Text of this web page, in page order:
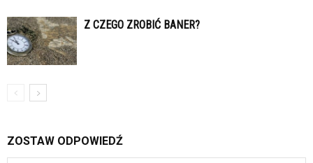
Z CZEGO ZROBIĆ BANER?
ZOSTAW ODPOWIEDŹ